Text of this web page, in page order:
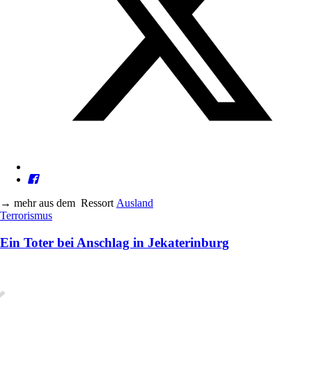
→ mehr aus dem Ressort Ausland
Terrorismus
Ein Toter bei Anschlag in Jekaterinburg